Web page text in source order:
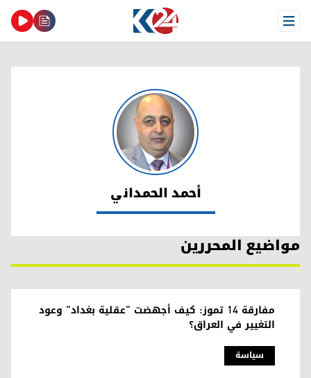
Open Menu
أحمد الحمداني
أحمد الحمداني
مواضيع المحررين
سیاسة
مفارقة 14 تموز: كيف أجهضت "عقلية بغداد" وعود
التغيير في العراق؟